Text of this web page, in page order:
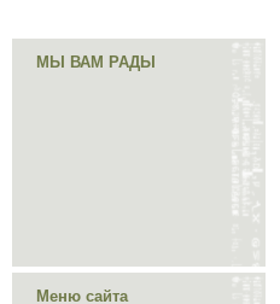
МЫ ВАМ РАДЫ
Меню сайта